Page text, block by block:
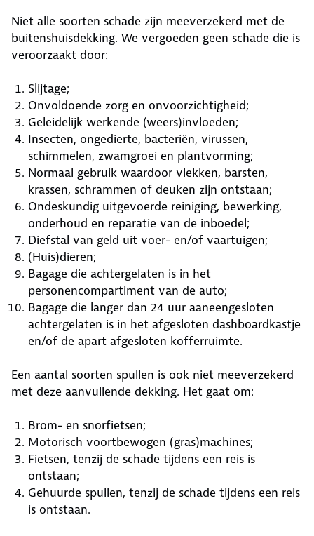
Niet alle soorten schade zijn meeverzekerd met de
buitenshuisdekking. We vergoeden geen schade die is
veroorzaakt door:
Slijtage;
Onvoldoende zorg en onvoorzichtigheid;
Geleidelijk werkende (weers)invloeden;
Insecten, ongedierte, bacteriën, virussen,
schimmelen, zwamgroei en plantvorming;
Normaal gebruik waardoor vlekken, barsten,
krassen, schrammen of deuken zijn ontstaan;
Ondeskundig uitgevoerde reiniging, bewerking,
onderhoud en reparatie van de inboedel;
Diefstal van geld uit voer- en/of vaartuigen;
(Huis)dieren;
Bagage die achtergelaten is in het
personencompartiment van de auto;
Bagage die langer dan 24 uur aaneengesloten
achtergelaten is in het afgesloten dashboardkastje
en/of de apart afgesloten kofferruimte.
Een aantal soorten spullen is ook niet meeverzekerd
met deze aanvullende dekking. Het gaat om:
Brom- en snorfietsen;
Motorisch voortbewogen (gras)machines;
Fietsen, tenzij de schade tijdens een reis is
ontstaan;
Gehuurde spullen, tenzij de schade tijdens een reis
is ontstaan.